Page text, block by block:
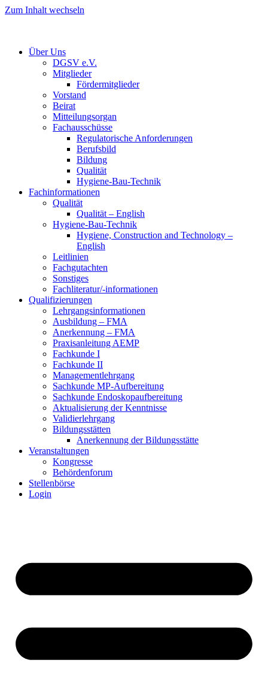
Zum Inhalt wechseln
Über Uns
DGSV e.V.
Mitglieder
Fördermitglieder
Vorstand
Beirat
Mitteilungsorgan
Fachausschüsse
Regulatorische Anforderungen
Berufsbild
Bildung
Qualität
Hygiene-Bau-Technik
Fachinformationen
Qualität
Qualität – English
Hygiene-Bau-Technik
Hygiene, Construction and Technology –
English
Leitlinien
Fachgutachten
Sonstiges
Fachliteratur/-informationen
Qualifizierungen
Lehrgangsinformationen
Ausbildung – FMA
Anerkennung – FMA
Praxisanleitung AEMP
Fachkunde I
Fachkunde II
Managementlehrgang
Sachkunde MP-Aufbereitung
Sachkunde Endoskopaufbereitung
Aktualisierung der Kenntnisse
Validierlehrgang
Bildungsstätten
Anerkennung der Bildungsstätte
Veranstaltungen
Kongresse
Behördenforum
Stellenbörse
Login